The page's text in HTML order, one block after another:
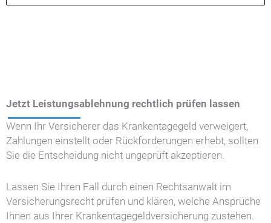
Jetzt Leistungsablehnung rechtlich prüfen lassen
Wenn Ihr Versicherer das Krankentagegeld verweigert,
Zahlungen einstellt oder Rückforderungen erhebt, sollten
Sie die Entscheidung nicht ungeprüft akzeptieren.
Lassen Sie Ihren Fall durch einen Rechtsanwalt im
Versicherungsrecht prüfen und klären, welche Ansprüche
Ihnen aus Ihrer Krankentagegeldversicherung zustehen.